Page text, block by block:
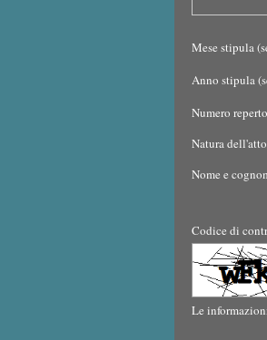
Mese stipula
Anno stipula
Numero
Natura dell'atto
Nome e
Codice di
Le